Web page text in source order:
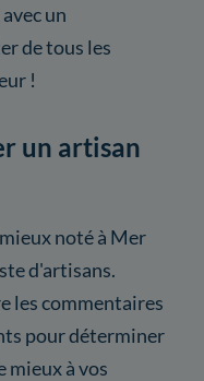
un
de tous les
!
un artisan
noté à Mer
d'artisans.
les commentaires
pour déterminer
mieux à vos